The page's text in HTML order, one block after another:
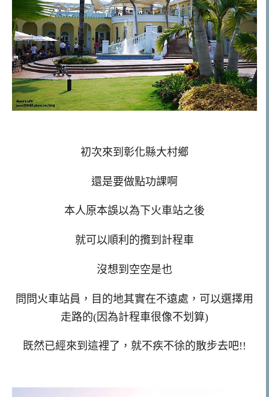
初次來到 彰化縣大村鄉
還是要做點功課啊
本人原本誤以為下火車站之後
就可以順利的攬到計程車
沒想到空空是也
問問火車站員，目的地其實在不遠處，可以選擇用
走路的(因為計程車很像不划算)
既然已經來到這裡了，就不疾不徐的散步去吧!!